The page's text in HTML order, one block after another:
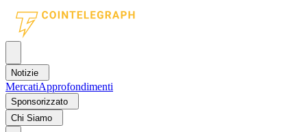
Notizie
MercatiApprofondimenti
Sponsorizzato
Chi Siamo